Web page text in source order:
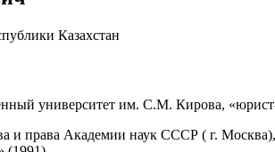
Казахстан
университет им. С.М. Кирова,
и права Академии наук СССР ( г.